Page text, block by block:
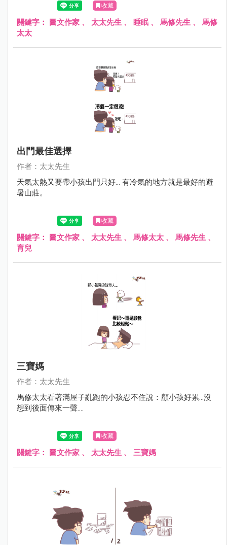
收藏
關鍵字： 圖文作家 、 太太先生 、 睡眠、 馬修先生 、 馬修
太太
出門最佳選擇
作者：太太先生
天氣太熱又要帶小孩出門只好... 有冷氣的地方就是最好的避
暑山莊。
收藏
關鍵字： 圖文作家 、 太太先生 、 馬修太太 、 馬修先生 、
育兒
三寶媽
作者：太太先生
馬修太太看著滿屋子亂跑的小孩忍不住說：顧小孩好累...沒
想到後面傳來一聲....
收藏
關鍵字： 圖文作家 、 太太先生 、 三寶媽